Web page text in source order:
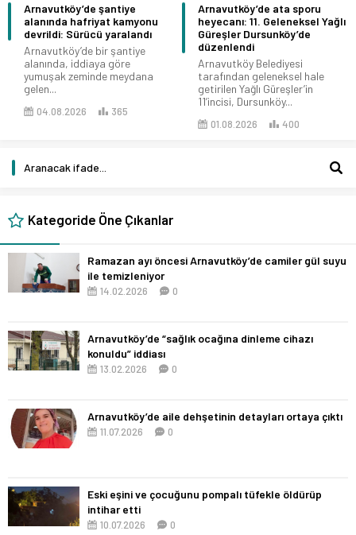
Arnavutköy’de şantiye
alanında hafriyat kamyonu
devrildi: Sürücü yaralandı
Arnavutköy’de bir şantiye
alanında, iddiaya göre
yumuşak zeminde meydana
gelen...
04.08.2026 365
Arnavutköy’de ata sporu
heyecanı: 11. Geleneksel Yağlı
Güreşler Dursunköy’de
düzenlendi
Arnavutköy Belediyesi
tarafından geleneksel hale
getirilen Yağlı Güreşler’in
11’incisi, Dursunköy...
01.08.2026 400
Kategoride Öne Çıkanlar
Ramazan ayı öncesi Arnavutköy’de camiler gül suyu
ile temizleniyor
14.02.2026 0
Arnavutköy’de “sağlık ocağına dinleme cihazı
konuldu” iddiası
13.02.2026 0
Arnavutköy’de aile dehşetinin detayları ortaya çıktı
11.07.2026 0
Eski eşini ve çocuğunu pompalı tüfekle öldürüp
intihar etti
10.07.2026 0